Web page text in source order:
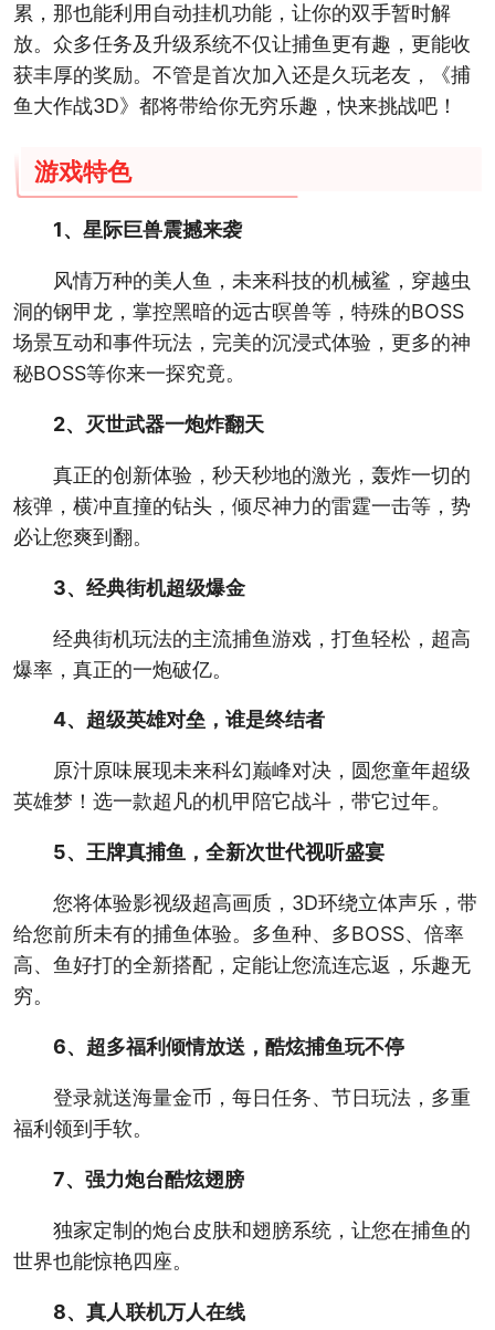
累，那也能利用自动挂机功能，让你的双手暂时解
放。众多任务及升级系统不仅让捕鱼更有趣，更能收
获丰厚的奖励。不管是首次加入还是久玩老友，《捕
鱼大作战3D》都将带给你无穷乐趣，快来挑战吧！
游戏特色
1、星际巨兽震撼来袭
风情万种的美人鱼，未来科技的机械鲨，穿越虫
洞的钢甲龙，掌控黑暗的远古暝兽等，特殊的BOSS
场景互动和事件玩法，完美的沉浸式体验，更多的神
秘BOSS等你来一探究竟。
2、灭世武器一炮炸翻天
真正的创新体验，秒天秒地的激光，轰炸一切的
核弹，横冲直撞的钻头，倾尽神力的雷霆一击等，势
必让您爽到翻。
3、经典街机超级爆金
经典街机玩法的主流捕鱼游戏，打鱼轻松，超高
爆率，真正的一炮破亿。
4、超级英雄对垒，谁是终结者
原汁原味展现未来科幻巅峰对决，圆您童年超级
英雄梦！选一款超凡的机甲陪它战斗，带它过年。
5、王牌真捕鱼，全新次世代视听盛宴
您将体验影视级超高画质，3D环绕立体声乐，带
给您前所未有的捕鱼体验。多鱼种、多BOSS、倍率
高、鱼好打的全新搭配，定能让您流连忘返，乐趣无
穷。
6、超多福利倾情放送，酷炫捕鱼玩不停
登录就送海量金币，每日任务、节日玩法，多重
福利领到手软。
7、强力炮台酷炫翅膀
独家定制的炮台皮肤和翅膀系统，让您在捕鱼的
世界也能惊艳四座。
8、真人联机万人在线